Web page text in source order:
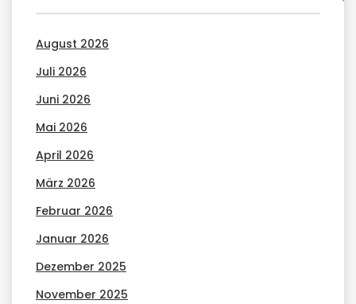
August 2026
Juli 2026
Juni 2026
Mai 2026
April 2026
März 2026
Februar 2026
Januar 2026
Dezember 2025
November 2025